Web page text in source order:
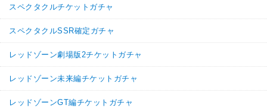
スペクタクルチケットガチャ
スペクタクルSSR確定ガチャ
レッドゾーン劇場版2チケットガチャ
レッドゾーン未来編チケットガチャ
レッドゾーンGT編チケットガチャ